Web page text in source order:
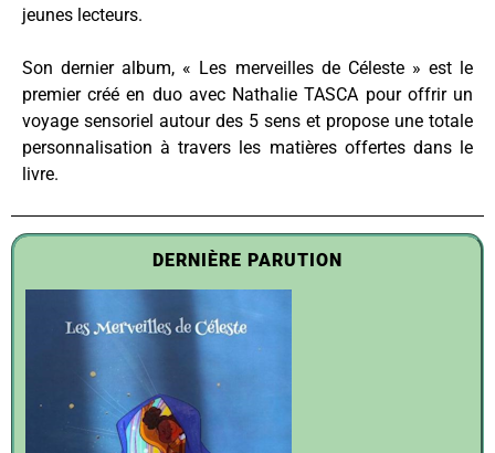
jeunes lecteurs.
Son dernier album, « Les merveilles de Céleste » est le
premier créé en duo avec Nathalie TASCA pour offrir un
voyage sensoriel autour des 5 sens et propose une totale
personnalisation à travers les matières offertes dans le
livre.
DERNIÈRE PARUTION